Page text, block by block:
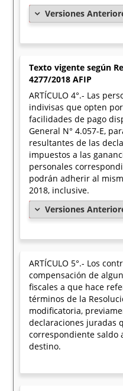
Versiones
Texto vigente según
4277/2018 AFIP
ARTÍCULO 4°.- Las
indivisas que opten
facilidades de pago
General N° 4.057-E,
resultantes de las
impuestos a las
personales
podrán adherir al
2018, inclusive.
Versiones
ARTÍCULO 5°.- Los
compensación de
fiscales a que hace
términos de la
modificatoria,
declaraciones juradas
correspondiente saldo
destino.